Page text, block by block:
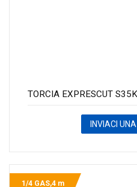
TORCIA EXPRESCUT
INVIACI
1/4 GAS,4 m